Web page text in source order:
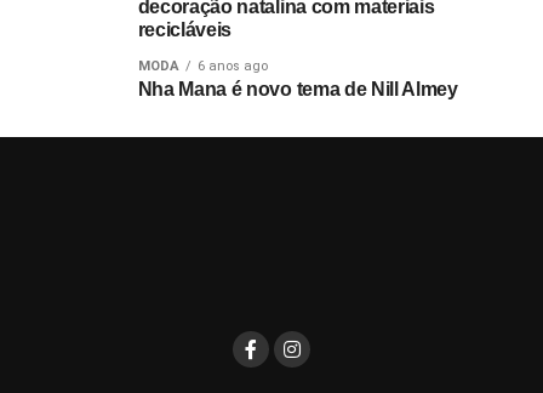
decoração natalina com materiais
recicláveis
MODA 6 anos ago
Nha Mana é novo tema de Nill Almey